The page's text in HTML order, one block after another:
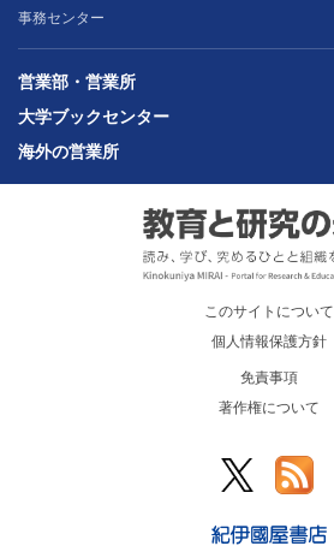
事務センター
営業部・営業所
大学ブックセンター
海外の営業所
このサイトについて
個人情報保護方針
免責事項
著作権について